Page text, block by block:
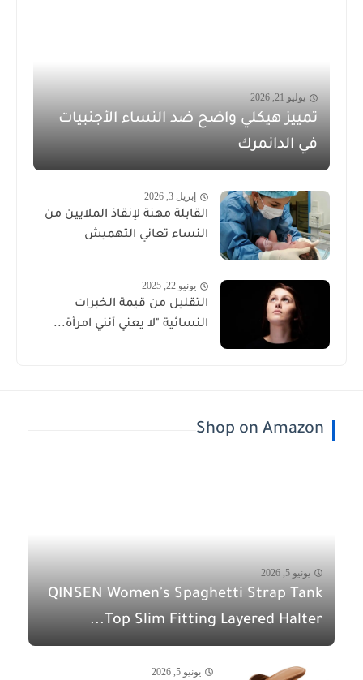
يوليو 21, 2026
تمييز هيكلي واضح ضد النساء الأجنبيات
في الدانمرك
إبريل 3, 2026
القابلة مهنة لإنقاذ الملايين من
النساء تعاني التهميش
يونيو 22, 2025
التقليل من قيمة الخبرات
النسائية "لا يعني أنني امرأة...
Shop on Amazon
يونيو 5, 2026
QINSEN Women's Spaghetti Strap Tank
Top Slim Fitting Layered Halter...
يونيو 5, 2026